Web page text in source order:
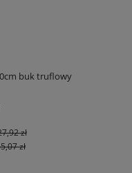
buk truflowy
zł
zł